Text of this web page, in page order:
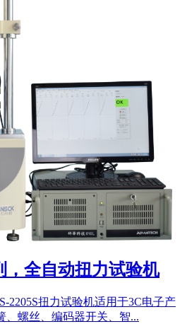
，全自动扭力试验机
2205S扭力试验机适用于3C电子产
、螺丝、编码器开关、智...